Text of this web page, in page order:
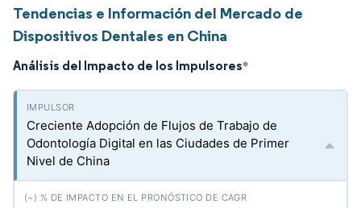
Tendencias e Información del Mercado de
Dispositivos Dentales en China
Análisis del Impacto de los Impulsores*
Creciente Adopción de Flujos de Trabajo de
Odontología Digital en las Ciudades de Primer
Nivel de China